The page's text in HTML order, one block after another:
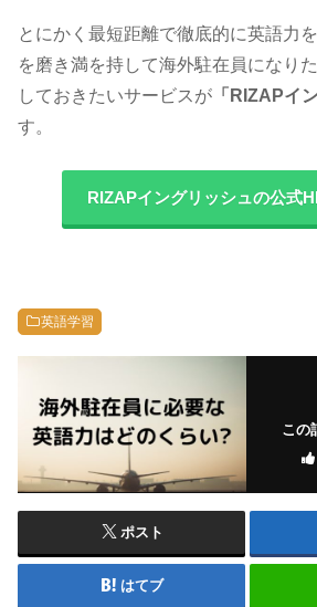
とにかく最短距離で徹底的に英語力
を磨き満を持して海外駐在員になり
しておきたいサービスが 「RIZAPイ
す。
RIZAPイングリッシュの公式
英語学習
この
ポスト
はてブ